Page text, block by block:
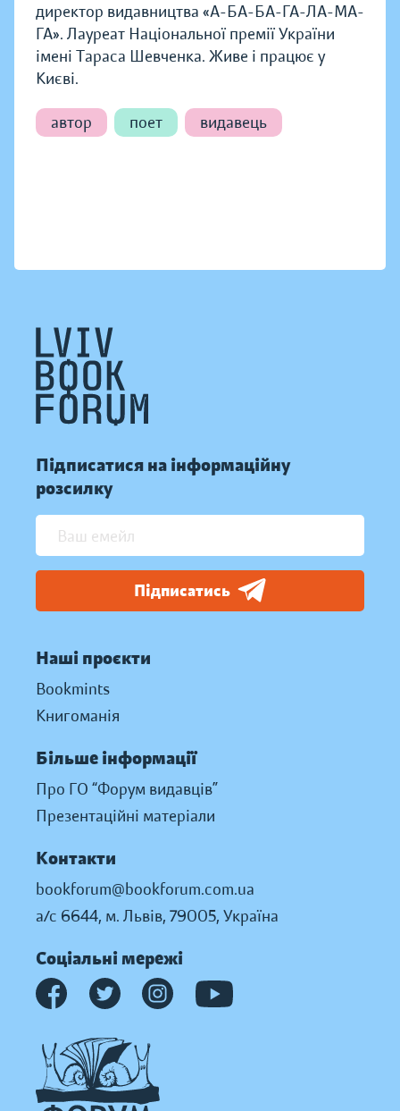
директор видавництва «А-БА-БА-ГА-ЛА-МА-
ГА». Лауреат Національної премії України
імені Тараса Шевченка. Живе і працює у
Києві.
автор поет видавець
Підписатися на інформаційну
розсилку
Підписатись
Наші проєкти
Bookmints
Книгоманія
Більше інформації
Про ГО “Форум видавців”
Презентаційні матеріали
Контакти
bookforum@bookforum.com.ua
а/с 6644, м. Львів, 79005, Україна
Соціальні мережі